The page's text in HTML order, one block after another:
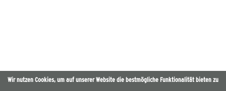
Wir nutzen Cookies, um auf unserer Website die bestmögliche Funktionalität bieten zu